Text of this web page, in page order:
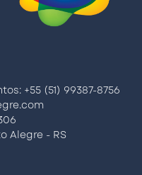
+55 (51) 99387-8756
Alegre - RS